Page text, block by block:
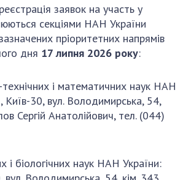
заявок на участь у
секціями НАН України
пріоритетних напрямів
дня 17липня 2026 року:
технічних і математичних наук НАН
Київ-30, вул. Володимирська, 54,
Сергій Анатолійович, тел. (044)
і біологічних наук НАН України: